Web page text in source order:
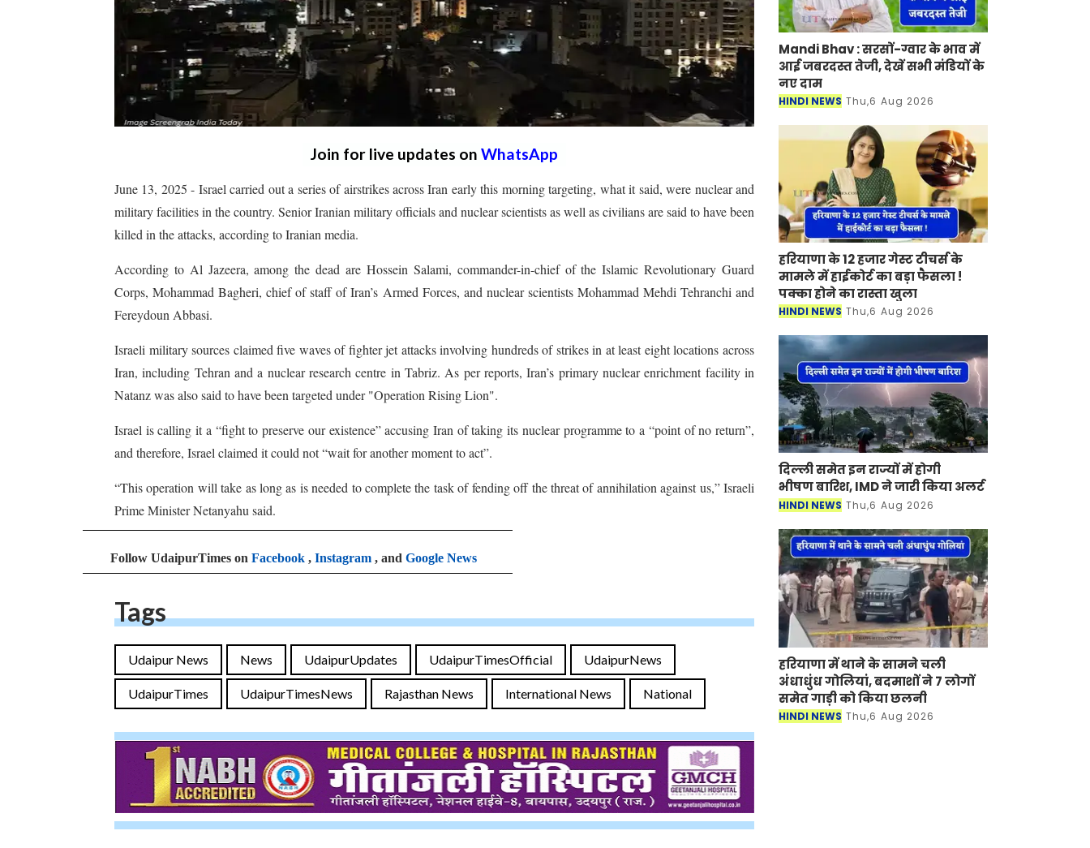
Join for live updates on WhatsApp
June 13, 2025 - Israel carried out a series of airstrikes across Iran early this morning targeting, what it said, were nuclear and
military facilities in the country. Senior Iranian military officials and nuclear scientists as well as civilians are said to have been
killed in the attacks, according to Iranian media.
According to Al Jazeera, among the dead are Hossein Salami, commander-in-chief of the Islamic Revolutionary Guard
Corps, Mohammad Bagheri, chief of staff of Iran’s Armed Forces, and nuclear scientists Mohammad Mehdi Tehranchi and
Fereydoun Abbasi.
Israeli military sources claimed five waves of fighter jet attacks involving hundreds of strikes in at least eight locations across
Iran, including Tehran and a nuclear research centre in Tabriz. As per reports, Iran’s primary nuclear enrichment facility in
Natanz was also said to have been targeted under "Operation Rising Lion".
Israel is calling it a “fight to preserve our existence” accusing Iran of taking its nuclear programme to a “point of no return”,
and therefore, Israel claimed it could not “wait for another moment to act”.
“This operation will take as long as is needed to complete the task of fending off the threat of annihilation against us,” Israeli
Prime Minister Netanyahu said.
Follow UdaipurTimes on Facebook , Instagram , and Google News
Tags
Udaipur News News UdaipurUpdates UdaipurTimesOfficial UdaipurNews
UdaipurTimes UdaipurTimesNews Rajasthan News International News National
Mandi Bhav : सरसों-ग्वार के भाव में
आई जबरदस्त तेजी, देखें सभी मंडियों के
नए दाम
HINDI NEWS Thu,6 Aug 2026
हरियाणा के 12 हजार गेस्ट टीचर्स के
मामले में हाईकोर्ट का बड़ा फैसला !
पक्का होने का रास्ता खुला
HINDI NEWS Thu,6 Aug 2026
दिल्ली समेत इन राज्यों में होगी
भीषण बारिश, IMD ने जारी किया अलर्ट
HINDI NEWS Thu,6 Aug 2026
हरियाणा में थाने के सामने चली
अंधाधुंध गोलियां, बदमाशों ने 7 लोगों
समेत गाड़ी को किया छलनी
HINDI NEWS Thu,6 Aug 2026